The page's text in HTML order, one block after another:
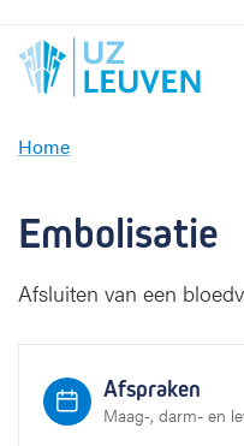
Home
b
o
i
t
i
e
Embolisatie
Afsluiten van een
Afspraken
Maag-, darm- en